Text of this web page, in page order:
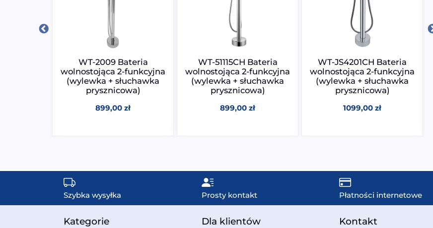
WT-2009 Bateria
wolnostojąca 2-funkcyjna
(wylewka + słuchawka
prysznicowa)
899,00 zł
WT-51115CH Bateria
wolnostojąca 2-funkcyjna
(wylewka + słuchawka
prysznicowa)
899,00 zł
WT-JS4201CH Bateria
wolnostojąca 2-funkcyjna
(wylewka + słuchawka
prysznicowa)
1099,00 zł
Szybka wysyłka Prosty kontakt Płatności internetowe
Kategorie Dla klientów Kontakt